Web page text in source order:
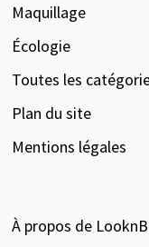
Maquillage
Écologie
Toutes les
Plan du site
Mentions légales
À propos de